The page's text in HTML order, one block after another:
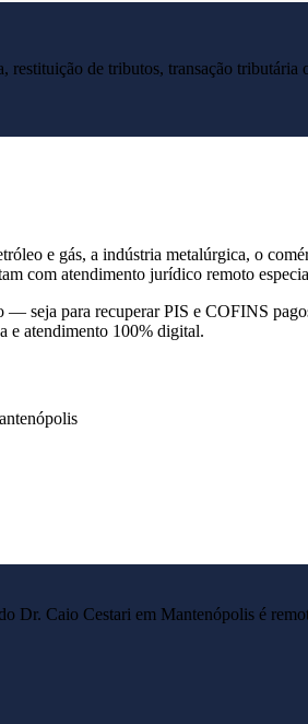
de tributos, transação tributária
e gás, a indústria metalúrgica, o
com atendimento jurídico remoto
seja para recuperar PIS e COFINS
e atendimento 100% digital.
Dr. Caio Cestari em Mantenópolis é